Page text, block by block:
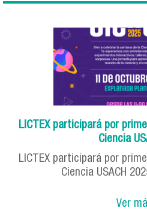
LICTEX participará por
Ciencia
LICTEX participará por
Ciencia USACH
Ver